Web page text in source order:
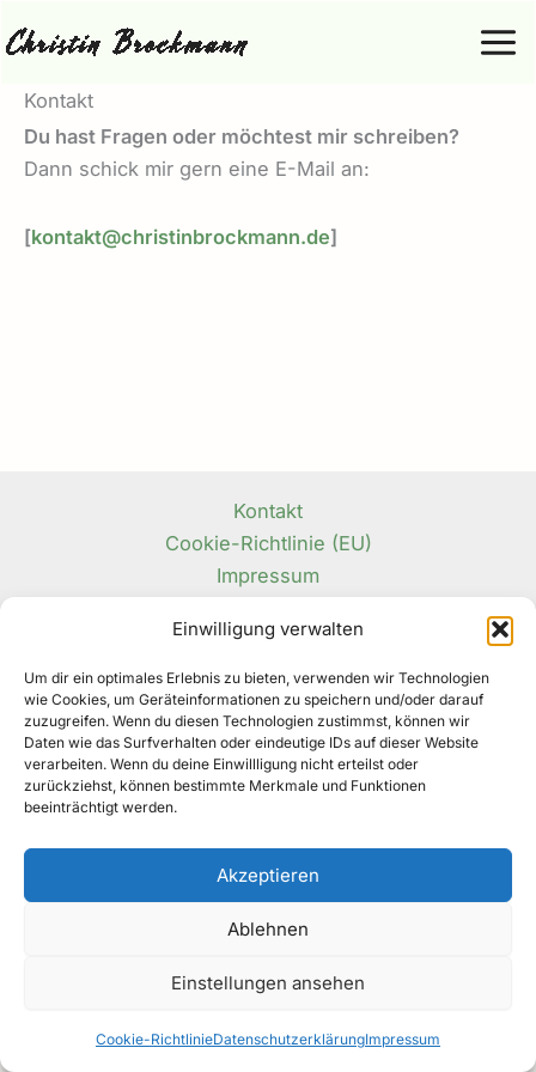
Einwilligung verwalten
Um dir ein optimales Erlebnis zu bieten, verwenden wir Technologien
wie Cookies, um Geräteinformationen zu speichern und/oder darauf
zuzugreifen. Wenn du diesen Technologien zustimmst, können wir
Daten wie das Surfverhalten oder eindeutige IDs auf dieser Website
verarbeiten. Wenn du deine Einwillligung nicht erteilst oder
zurückziehst, können bestimmte Merkmale und Funktionen
beeinträchtigt werden.
Akzeptieren
Ablehnen
Einstellungen ansehen
Cookie-RichtlinieDatenschutzerklärungImpressum
Inhalt
Kontakt
Du hast Fragen oder möchtest mir schreiben?
Dann schick mir gern eine E-Mail an:
[kontakt@christinbrockmann.de]
Kontakt
Cookie-Richtlinie (EU)
Impressum
Facebook
Instagram
Bilder, Chaos - alles meins :)